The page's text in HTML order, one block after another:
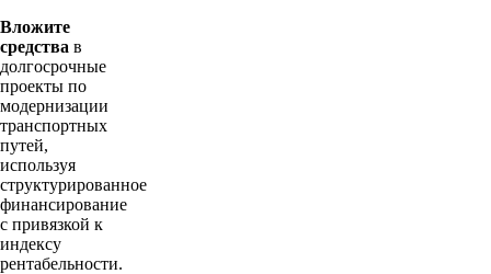
Вложите
средства в
долгосрочные
проекты по
модернизации
транспортных
путей,
используя
структурированное
финансирование
с привязкой к
индексу
рентабельности.